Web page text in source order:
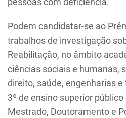
Podem candidatar-se ao
trabalhos de investigação
Reabilitação, no âmbito
ciências sociais e humanas,
direito, saúde, engenharias e
3º de ensino superior
Mestrado, Doutoramento e